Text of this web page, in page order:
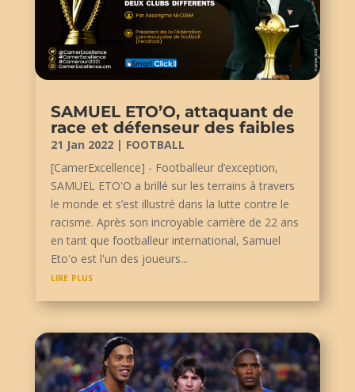
SAMUEL ETO’O, attaquant de
race et défenseur des faibles
21 Jan 2022| FOOTBALL
[CamerExcellence] - Footballeur d’exception,
SAMUEL ETO'O a brillé sur les terrains à travers
le monde et s’est illustré dans la lutte contre le
racisme. Après son incroyable carrière de 22 ans
en tant que footballeur international, Samuel
Eto'o est l'un des joueurs...
lire plus